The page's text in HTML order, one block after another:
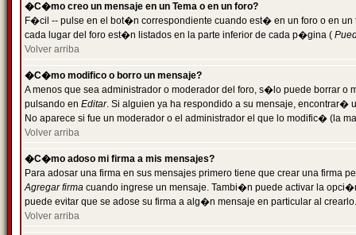
�C�mo creo un mensaje en un Tema o en un foro?
F�cil -- pulse en el bot�n correspondiente cuando est� en un foro o en
cada lugar del foro est�n listados en la parte inferior de cada p�gina (
Volver arriba
�C�mo modifico o borro un mensaje?
A menos que sea administrador o moderador del foro, s�lo puede borrar o
pulsando en Editar. Si alguien ya ha respondido a su mensaje, encontrar�
No aparece si fue un moderador o el administrador el que lo modific� (la
Volver arriba
�C�mo adoso mi firma a mis mensajes?
Para adosar una firma en sus mensajes primero tiene que crear una firma
Agregar firma cuando ingrese un mensaje. Tambi�n puede activar la
puede evitar que se adose su firma a alg�n mensaje en particular al crearlo.
Volver arriba